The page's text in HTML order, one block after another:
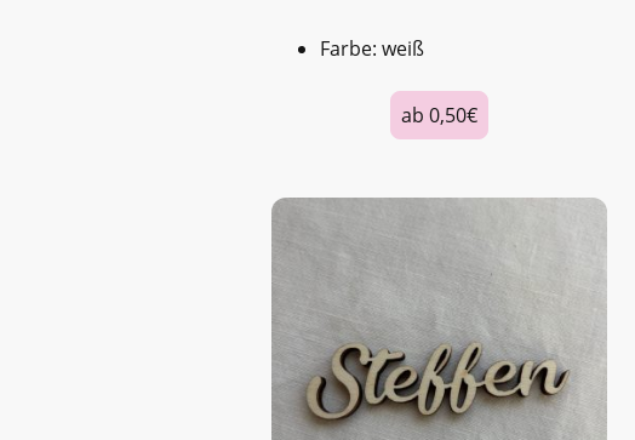
Farbe: weiß
ab 0,50€